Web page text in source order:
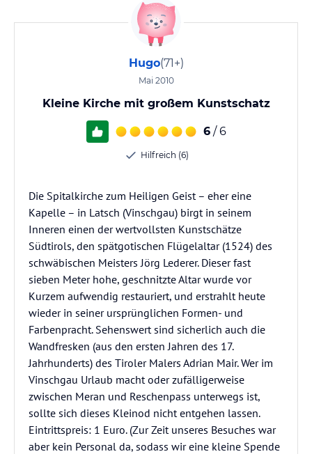
Hugo(71+)
Mai 2010
Kleine Kirche mit großem Kunstschatz
6 / 6
Hilfreich (6)
Die Spitalkirche zum Heiligen Geist – eher eine
Kapelle – in Latsch (Vinschgau) birgt in seinem
Inneren einen der wertvollsten Kunstschätze
Südtirols, den spätgotischen Flügelaltar (1524) des
schwäbischen Meisters Jörg Lederer. Dieser fast
sieben Meter hohe, geschnitzte Altar wurde vor
Kurzem aufwendig restauriert, und erstrahlt heute
wieder in seiner ursprünglichen Formen- und
Farbenpracht. Sehenswert sind sicherlich auch die
Wandfresken (aus den ersten Jahren des 17.
Jahrhunderts) des Tiroler Malers Adrian Mair. Wer im
Vinschgau Urlaub macht oder zufälligerweise
zwischen Meran und Reschenpass unterwegs ist,
sollte sich dieses Kleinod nicht entgehen lassen.
Eintrittspreis: 1 Euro. (Zur Zeit unseres Besuches war
aber kein Personal da, sodass wir eine kleine Spende